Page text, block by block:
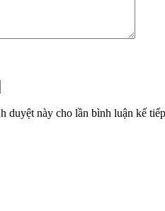
duyệt này cho lần bình luận kế